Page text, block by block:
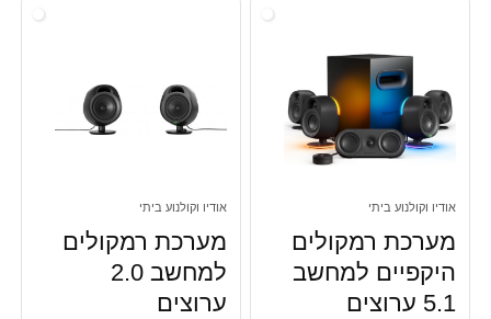
אודיו וקולנוע ביתי
מערכת רמקולים
היקפיים למחשב
5.1 ערוצים
אודיו וקולנוע ביתי
מערכת רמקולים
למחשב 2.0
ערוצים